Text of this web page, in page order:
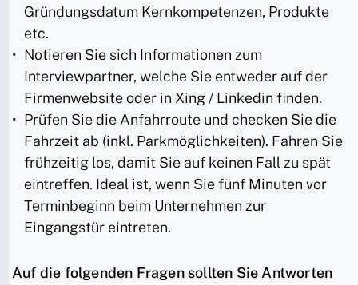
Gründungsdatum Kernkompetenzen, Produkte
etc.
Notieren Sie sich Informationen zum
Interviewpartner, welche Sie entweder auf der
Firmenwebsite oder in Xing / Linkedin finden.
Prüfen Sie die Anfahrroute und checken Sie die
Fahrzeit ab (inkl. Parkmöglichkeiten). Fahren Sie
frühzeitig los, damit Sie auf keinen Fall zu spät
eintreffen. Ideal ist, wenn Sie fünf Minuten vor
Terminbeginn beim Unternehmen zur
Eingangstür eintreten.
Auf die folgenden Fragen sollten Sie Antworten